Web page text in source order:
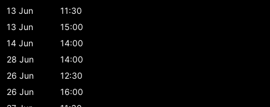
13 Jun
11:30
13 Jun
15:00
14 Jun
14:00
28 Jun
14:00
26 Jun
12:30
26 Jun
16:00